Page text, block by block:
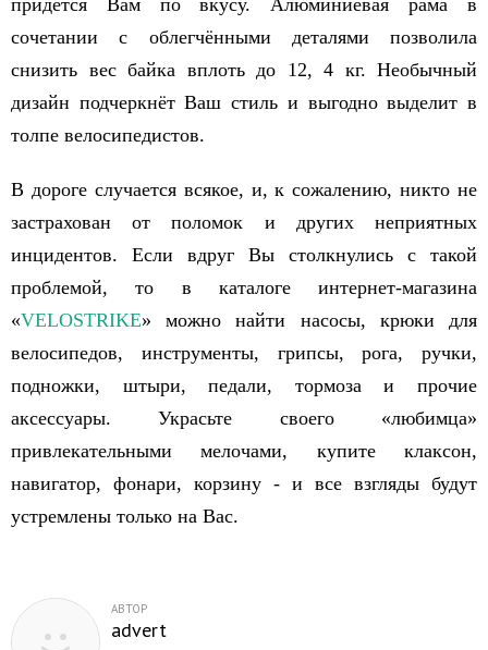
придётся Вам по вкусу. Алюминиевая рама в
сочетании с облегчёнными деталями позволила
снизить вес байка вплоть до 12, 4 кг. Необычный
дизайн подчеркнёт Ваш стиль и выгодно выделит в
толпе велосипедистов.
В дороге случается всякое, и, к сожалению, никто не
застрахован от поломок и других неприятных
инцидентов. Если вдруг Вы столкнулись с такой
проблемой, то в каталоге интернет-магазина
«VELOSTRIKE» можно найти насосы, крюки для
велосипедов, инструменты, грипсы, рога, ручки,
подножки, штыри, педали, тормоза и прочие
аксессуары. Украсьте своего «любимца»
привлекательными мелочами, купите клаксон,
навигатор, фонари, корзину - и все взгляды будут
устремлены только на Вас.
АВТОР
advert